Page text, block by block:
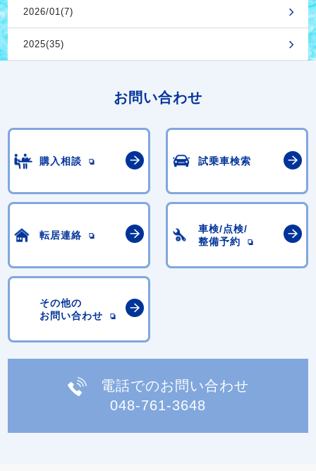
2026/01(7)
2025(35)
お問い合わせ
購入相談 試乗車検索
転居連絡
車検/点検/
整備予約
その他の
お問い合わせ
電話でのお問い合わせ
048-761-3648